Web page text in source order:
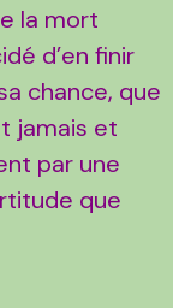
la mort
d’en finir
chance, que
jamais et
par une
que